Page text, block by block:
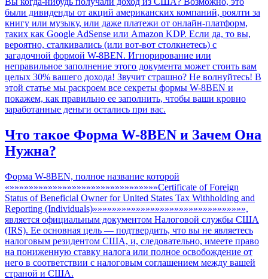
записям
были дивиденды от акций американских компаний, роялти за
книгу или музыку, или даже платежи от онлайн-платформ,
таких как Google AdSense или Amazon KDP. Если да, то вы,
вероятно, сталкивались (или вот-вот столкнетесь) с
загадочной формой W-8BEN. Игнорирование или
неправильное заполнение этого документа может стоить вам
целых 30% вашего дохода! Звучит страшно? Не волнуйтесь! В
этой статье мы раскроем все секреты формы W-8BEN и
покажем, как правильно ее заполнить, чтобы ваши кровно
заработанные деньги остались при вас.
Что такое Форма W-8BEN и Зачем Она
Нужна?
Форма W-8BEN, полное название которой
«»»»»»»»»»»»»»»»»»»»»»»»»»»»»»»»Certificate of Foreign
Status of Beneficial Owner for United States Tax Withholding and
Reporting (Individuals)»»»»»»»»»»»»»»»»»»»»»»»»»»»»»»»»,
является официальным документом Налоговой службы США
(IRS). Ее основная цель — подтвердить, что вы не являетесь
налоговым резидентом США, и, следовательно, имеете право
на пониженную ставку налога или полное освобождение от
него в соответствии с налоговым соглашением между вашей
страной и США.